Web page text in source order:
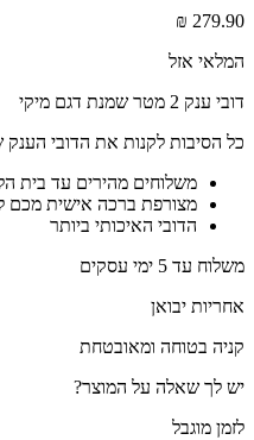
₪ 279.90
המלאי אזל
דובי ענק 2 מטר שמנת דגם מיקי
כל הסיבות לקנות את הדובי הענק
משלוחים מהירים עד בית
מצורפת ברכה אישית מכם
הדובי האיכותי ביותר
משלוח עד 5 ימי עסקים
אחריות יבואן
קניה בטוחה ומאובטחת
יש לך שאלה על המוצר?
לזמן מוגבל